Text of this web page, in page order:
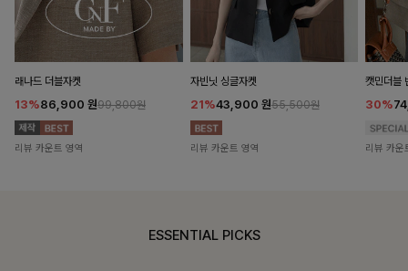
래나드 더블자켓
13%86,900 원99,800원
리뷰 카운트 영역
자빈닛 싱글자켓
21%43,900 원55,500원
리뷰 카운트 영역
캣민더블
30%
리뷰 카운
ESSENTIAL PICKS